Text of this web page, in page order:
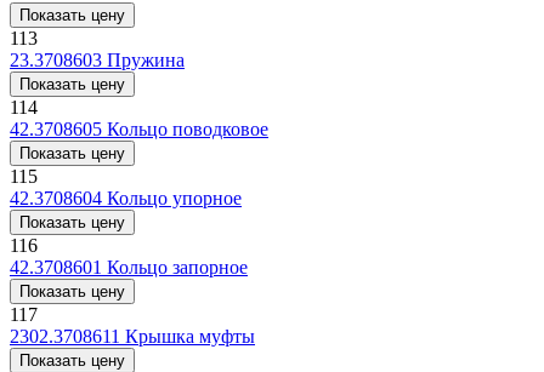
Показать цену
113
23.3708603 Пружина
Показать цену
114
42.3708605 Кольцо поводковое
Показать цену
115
42.3708604 Кольцо упорное
Показать цену
116
42.3708601 Кольцо запорное
Показать цену
117
2302.3708611 Крышка муфты
Показать цену